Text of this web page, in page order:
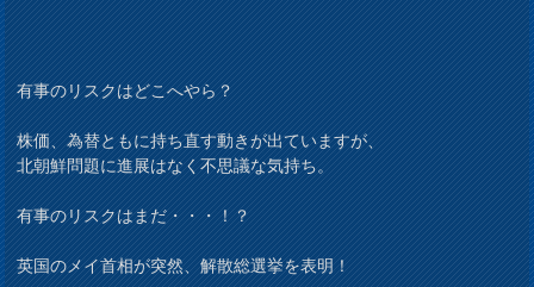
有事のリスクはどこへやら？
株価、為替ともに持ち直す動きが出ていますが、
北朝鮮問題に進展はなく不思議な気持ち。
有事のリスクはまだ・・・！？
英国のメイ首相が突然、解散総選挙を表明！